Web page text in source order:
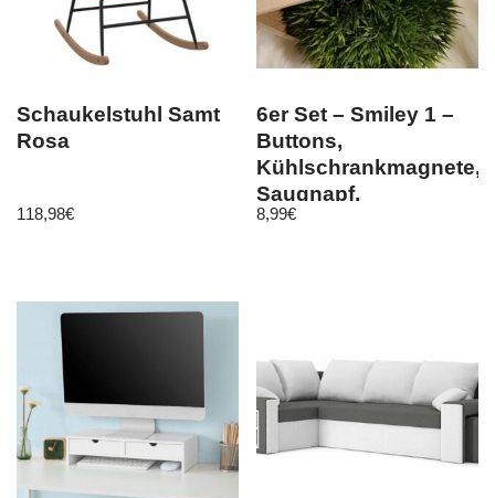
Schaukelstuhl Samt
Rosa
118,98€
6er Set – Smiley 1 –
Buttons,
Kühlschrankmagnete,
Saugnapf,
Kleidermagnet
8,99€